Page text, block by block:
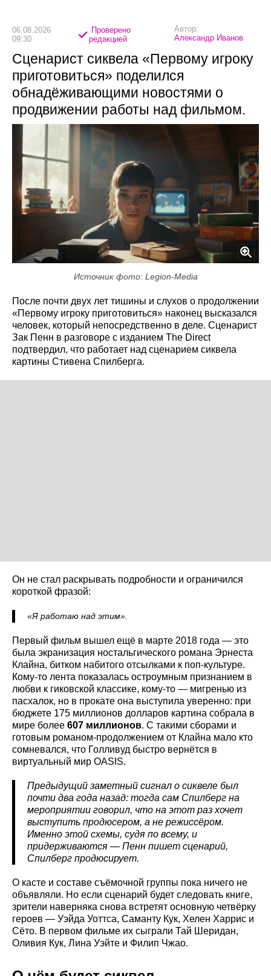
06.08.2026
09:30
Проверено
редакцией
Автор:
Александр Иванов
Сценарист сиквела «Первому игроку
приготовиться» поделился
обнадёживающими новостями о
продвижении работы над фильмом.
Источник фото: Legion-Media
После почти двух лет тишины и слухов о продолжении
«Первому игроку приготовиться» наконец высказался
человек, который непосредственно в деле. Сценарист
Зак Пенн в разговоре с изданием The Direct
подтвердил, что работает над сценарием сиквела
картины Стивена Спилберга.
Он не стал раскрывать подробности и ограничился
короткой фразой:
«Я работаю над этим».
Первый фильм вышел ещё в марте 2018 года — это
была экранизация ностальгического романа Эрнеста
Клайна, битком набитого отсылками к поп-культуре.
Кому-то лента показалась остроумным признанием в
любви к гиковской классике, кому-то — мигренью из
пасхалок, но в прокате она выступила уверенно: при
бюджете 175 миллионов долларов картина собрала в
мире более 607 миллионов. С такими сборами и
готовым романом-продолжением от Клайна мало кто
сомневался, что Голливуд быстро вернётся в
виртуальный мир OASIS.
Предыдущий заметный сигнал о сиквеле был
почти два года назад: тогда сам Спилберг на
мероприятии говорил, что на этот раз хочет
выступить продюсером, а не режиссёром.
Именно этой схемы, судя по всему, и
придерживаются — Пенн пишет сценарий,
Спилберг продюсирует.
О касте и составе съёмочной группы пока ничего не
объявляли. Но если сценарий будет следовать книге,
зрители наверняка снова встретят основную четвёрку
героев — Уэйда Уоттса, Саманту Кук, Хелен Харрис и
Сёто. В первом фильме их сыграли Тай Шеридан,
Оливия Кук, Лина Уэйте и Филип Чжао.